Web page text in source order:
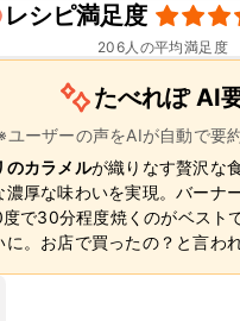
レシピ満足度
206人の平均満足度
たべれぽ AI
ユーザーの声をAIが自動で要
のカラメルが織りなす贅沢な
厚な味わいを実現。バーナ
で30分程度焼くのがベスト
。お店で買ったの？と言わ